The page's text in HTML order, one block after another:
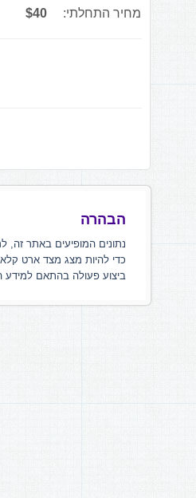
מחיר התחלתי:
$40
הבהרה
נתונים המופיעים באתר זה,
כדי להיות מצג מצד ארט
ביצוע פעולה בהתאם למידע